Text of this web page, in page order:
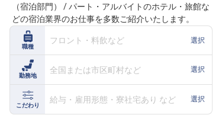
ご利用の流れ
よくある質問
ホテル・宿泊業界情報コラム
（宿泊部門） / パート・アルバイトのホテル・旅館な
どの宿泊業界のお仕事を多数ご紹介いたします。
職種
フロント・料飲など 選択
勤務地
全国または市区町村など 選択
こだわり
給与・雇用形態・寮社宅あり など 選択